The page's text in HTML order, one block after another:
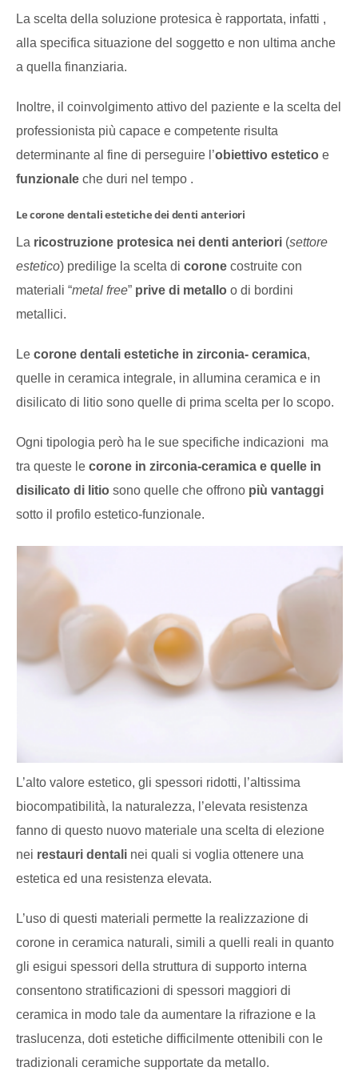
La scelta della soluzione protesica è rapportata, infatti ,
alla specifica situazione del soggetto e non ultima anche
a quella finanziaria.
Inoltre, il coinvolgimento attivo del paziente e la scelta del
professionista più capace e competente risulta
determinante al fine di perseguire l’obiettivo estetico e
funzionale che duri nel tempo .
Le corone dentali estetiche dei denti anteriori
La ricostruzione protesica nei denti anteriori (settore
estetico) predilige la scelta di corone costruite con
materiali “metal free” prive di metallo o di bordini
metallici.
Le corone dentali estetiche in zirconia- ceramica,
quelle in ceramica integrale, in allumina ceramica e in
disilicato di litio sono quelle di prima scelta per lo scopo.
Ogni tipologia però ha le sue specifiche indicazioni ma
tra queste le corone in zirconia-ceramica e quelle in
disilicato di litio sono quelle che offrono più vantaggi
sotto il profilo estetico-funzionale.
L’alto valore estetico, gli spessori ridotti, l’altissima
biocompatibilità, la naturalezza, l’elevata resistenza
fanno di questo nuovo materiale una scelta di elezione
nei restauri dentali nei quali si voglia ottenere una
estetica ed una resistenza elevata.
L’uso di questi materiali permette la realizzazione di
corone in ceramica naturali, simili a quelli reali in quanto
gli esigui spessori della struttura di supporto interna
consentono stratificazioni di spessori maggiori di
ceramica in modo tale da aumentare la rifrazione e la
traslucenza, doti estetiche difficilmente ottenibili con le
tradizionali ceramiche supportate da metallo.